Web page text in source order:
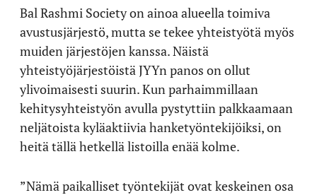
Bal Rashmi Society on ainoa alueella toimiva
avustusjärjestö, mutta se tekee yhteistyötä myös
muiden järjestöjen kanssa. Näistä
yhteistyöjärjestöistä JYYn panos on ollut
ylivoimaisesti suurin. Kun parhaimmillaan
kehitysyhteistyön avulla pystyttiin palkkaamaan
neljätoista kyläaktiivia hanketyöntekijöiksi, on
heitä tällä hetkellä listoilla enää kolme.
”Nämä paikalliset työntekijät ovat keskeinen osa